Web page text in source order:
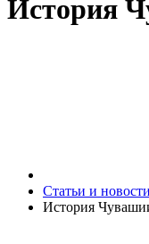
История
Статьи и новости
История